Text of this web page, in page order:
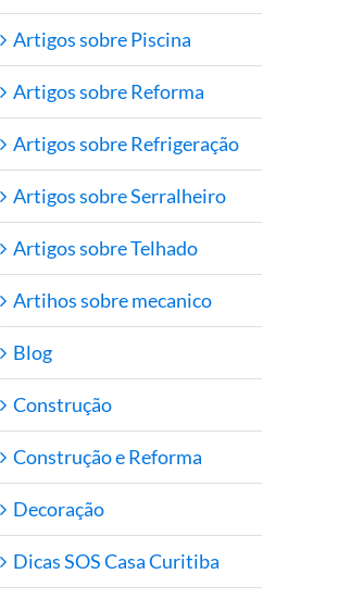
Artigos sobre Piscina
Artigos sobre Reforma
Artigos sobre Refrigeração
Artigos sobre Serralheiro
Artigos sobre Telhado
Artihos sobre mecanico
Blog
Construção
Construção e Reforma
Decoração
Dicas SOS Casa Curitiba